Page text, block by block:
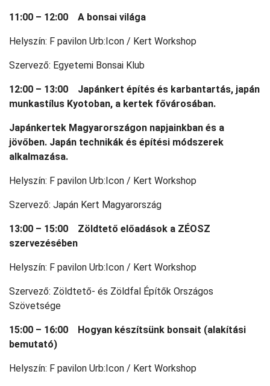
11:00 – 12:00 A bonsai világa
Helyszín: F pavilon Urb:Icon / Kert Workshop
Szervező: Egyetemi Bonsai Klub
12:00 – 13:00 Japánkert építés és karbantartás, japán
munkastílus Kyotoban, a kertek fővárosában.
Japánkertek Magyarországon napjainkban és a
jövőben. Japán technikák és építési módszerek
alkalmazása.
Helyszín: F pavilon Urb:Icon / Kert Workshop
Szervező: Japán Kert Magyarország
13:00 – 15:00 Zöldtető előadások a ZÉOSZ
szervezésében
Helyszín: F pavilon Urb:Icon / Kert Workshop
Szervező: Zöldtető- és Zöldfal Építők Országos
Szövetsége
15:00 – 16:00 Hogyan készítsünk bonsait (alakítási
bemutató)
Helyszín: F pavilon Urb:Icon / Kert Workshop